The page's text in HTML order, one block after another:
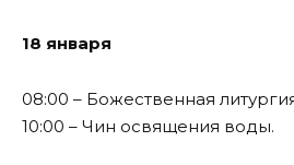
18 января
08:00 – Божественная
10:00 – Чин освящения воды.